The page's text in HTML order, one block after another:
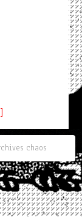
chaos